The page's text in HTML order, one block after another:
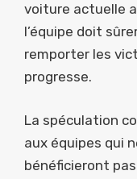
voiture actuelle a
l’équipe doit
remporter les
progresse.
La spéculation
aux équipes qui
bénéficieront